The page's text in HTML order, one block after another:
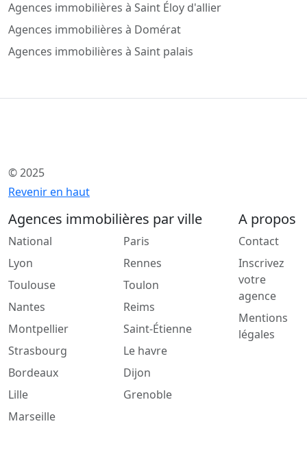
Agences immobilières à Saint Éloy d'allier
Agences immobilières à Domérat
Agences immobilières à Saint palais
© 2025
Revenir en haut
Agences immobilières par ville
National
Lyon
Toulouse
Nantes
Montpellier
Strasbourg
Bordeaux
Lille
Marseille
Paris
Rennes
Toulon
Reims
Saint-Étienne
Le havre
Dijon
Grenoble
A propos
Contact
Inscrivez
votre
agence
Mentions
légales